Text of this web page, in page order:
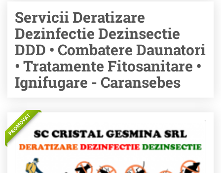
Servicii Deratizare
Dezinfectie Dezinsectie
DDD • Combatere Daunatori
• Tratamente Fitosanitare •
Ignifugare - Caransebes
PROMOVAT